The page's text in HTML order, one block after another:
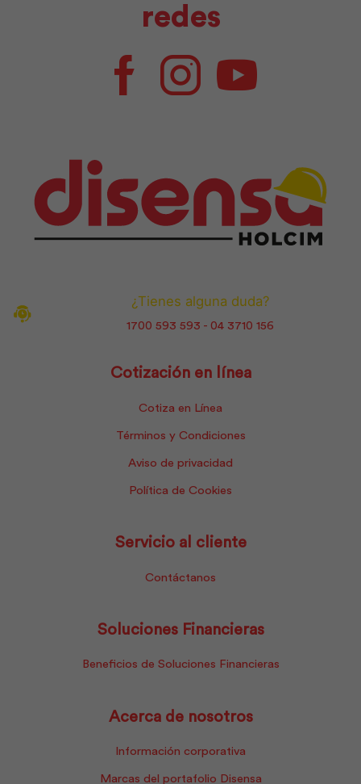
redes
FacebookInstagramYoutube
¿Tienes alguna duda?
1700 593 593 - 04 3710 156
Cotización en línea
Cotiza en Línea
Términos y Condiciones
Aviso de privacidad
Política de Cookies
Servicio al cliente
Contáctanos
Soluciones Financieras
Beneficios de Soluciones Financieras
Acerca de nosotros
Información corporativa
Marcas del portafolio Disensa